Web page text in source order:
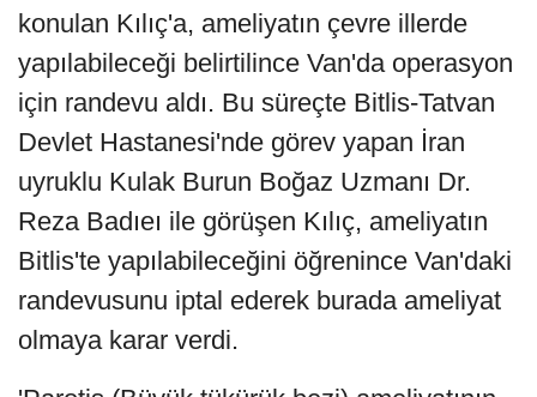
konulan Kılıç'a, ameliyatın çevre illerde
yapılabileceği belirtilince Van'da operasyon
için randevu aldı. Bu süreçte Bitlis-Tatvan
Devlet Hastanesi'nde görev yapan İran
uyruklu Kulak Burun Boğaz Uzmanı Dr.
Reza Badıeı ile görüşen Kılıç, ameliyatın
Bitlis'te yapılabileceğini öğrenince Van'daki
randevusunu iptal ederek burada ameliyat
olmaya karar verdi.